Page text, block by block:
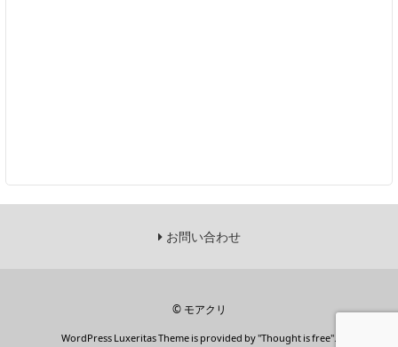
お問い合わせ
© モアクリ
WordPress Luxeritas Theme is provided by "Thought is free".